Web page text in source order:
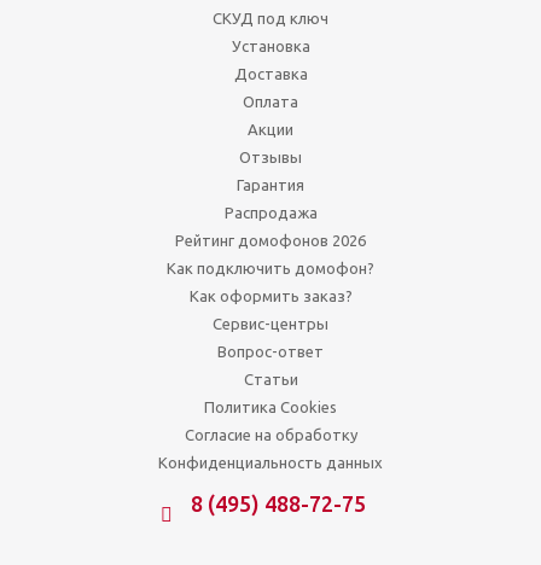
СКУД под ключ
Установка
Доставка
Оплата
Акции
Отзывы
Гарантия
Распродажа
Рейтинг домофонов 2026
Как подключить домофон?
Как оформить заказ?
Сервис-центры
Вопрос-ответ
Статьи
Политика Cookies
Согласие на обработку
Конфиденциальность данных
8 (495) 488-72-75